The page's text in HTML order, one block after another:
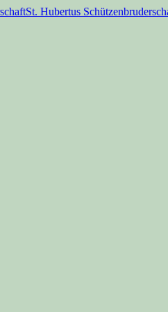
St. Hubertus